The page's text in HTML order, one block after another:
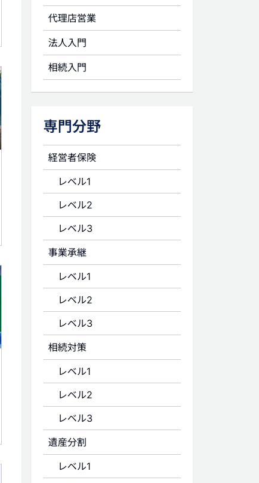
代理店営業
法人入門
相続入門
専門分野
経営者保険
レベル1
レベル2
レベル3
事業承継
レベル1
レベル2
レベル3
相続対策
レベル1
レベル2
レベル3
遺産分割
レベル1